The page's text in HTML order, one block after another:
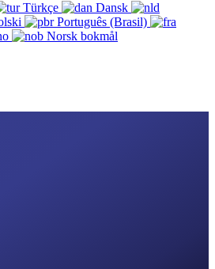
Türkçe
Dansk
Português (Brasil)
Norsk bokmål